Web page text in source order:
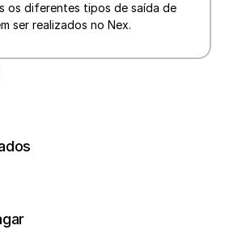
os diferentes tipos de saída de
ser realizados no Nex.